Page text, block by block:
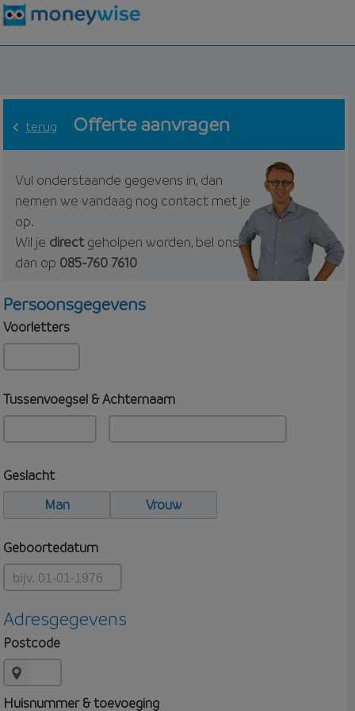
terug Offerte aanvragen
Vul onderstaande gegevens in, dan
nemen we vandaag nog contact met je
op.
Wil je directgeholpen worden, bel ons
dan op 085-760 7610
Persoonsgegevens
Voorletters
Tussenvoegsel & Achternaam
Geslacht
Man
Vrouw
Geboortedatum
Adresgegevens
Postcode
Huisnummer & toevoeging